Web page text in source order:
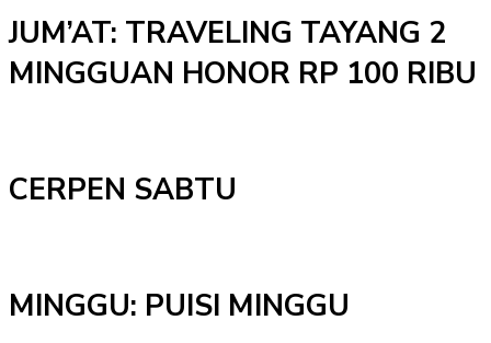
JUM’AT: TRAVELING TAYANG 2
MINGGUAN HONOR RP 100 RIBU
CERPEN SABTU
MINGGU: PUISI MINGGU